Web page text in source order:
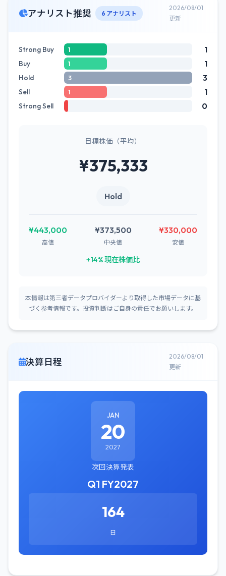
アナリスト推奨 6 アナリスト
2026/08/01
更新
Strong Buy 1 1
Buy 1 1
Hold 3 3
Sell 1 1
Strong Sell 0
目標株価（平均）
¥375,333
Hold
¥443,000
高値
¥373,500
中央値
¥330,000
安値
+14% 現在株価比
本情報は第三者データプロバイダーより取得した市場データに基
づく参考情報です。投資判断はご自身の責任でお願いします。
決算日程
2026/08/01
更新
JAN
20
2027
次回決算発表
Q1 FY2027
164
日